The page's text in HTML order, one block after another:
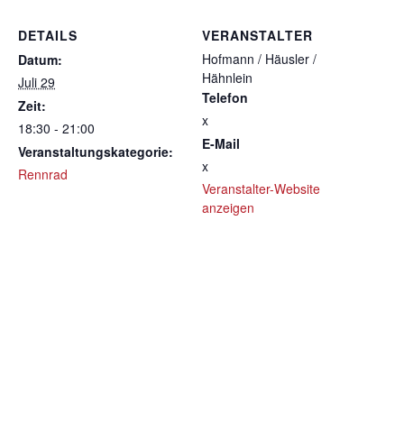
DETAILS
Datum:
Juli 29
Zeit:
18:30 - 21:00
Veranstaltungskategorie:
Rennrad
VERANSTALTER
Hofmann / Häusler /
Hähnlein
Telefon
x
E-Mail
x
Veranstalter-Website
anzeigen